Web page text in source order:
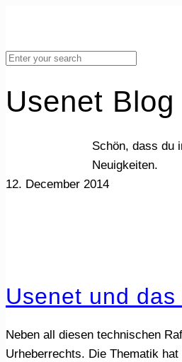
Usenet Blog
Schön, dass du
Neuigkeiten.
12. December 2014
Usenet und
Neben all diesen technischen
Urheberrechts. Die Thematik